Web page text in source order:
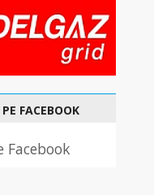
FACEBOOK
Facebook